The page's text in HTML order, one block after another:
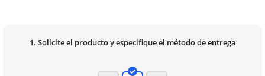
1. Solicite el producto y especifique el método de entrega